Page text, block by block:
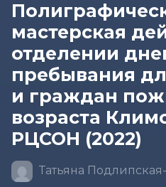
мастерская
отделении
пребывания
и граждан
возраста
РЦСОН (2022)
Татьяна